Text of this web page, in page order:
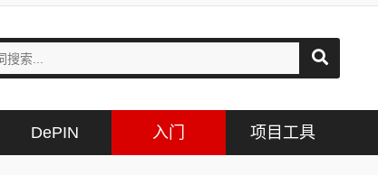
DePIN 入门 项目工具